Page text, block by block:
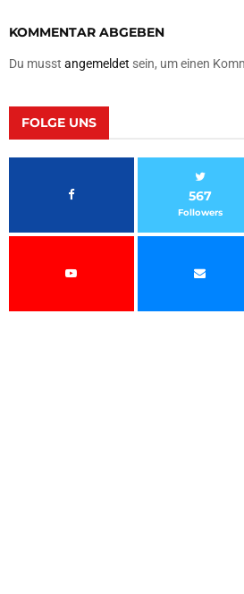
KOMMENTAR ABGEBEN
Du musst angemeldet sein, um einen
FOLGE UNS
567
Followers